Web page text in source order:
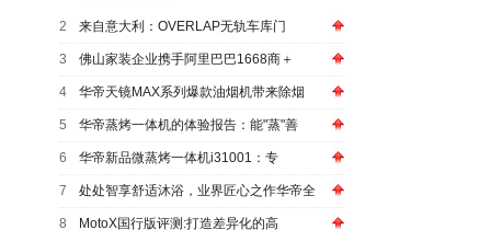
2 来自意大利：OVERLAP无轨车库门
3 佛山家装企业携手阿里巴巴1668商＋
4 华帝天镜MAX系列爆款油烟机带来除烟
5 华帝蒸烤一体机的体验报告：能"蒸"善
6 华帝新品微蒸烤一体机i31001：专
7 处处智享舒适沐浴，业界匠心之作华帝全
8 MotoX国行版评测:打造差异化的高